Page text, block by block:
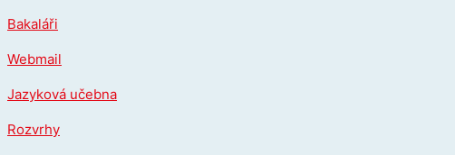
na
obsah
Bakaláři
Webmail
Jazyková učebna
Rozvrhy